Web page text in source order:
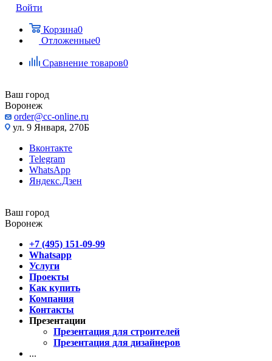
Войти
Корзина0
Отложенные0
Сравнение товаров0
Ваш город
Воронеж
order@cc-online.ru
ул. 9 Января, 270Б
Вконтакте
Telegram
WhatsApp
Яндекс.Дзен
Ваш город
Воронеж
+7 (495) 151-09-99
Whatsapp
Услуги
Проекты
Как купить
Компания
Контакты
Презентации
Презентация для строителей
Презентация для дизайнеров
...